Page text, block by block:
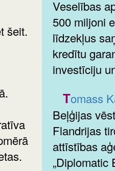
šeit.
Veselības
500 miljoni
līdzekļus
kredītu
investīciju
Tomass
Beļģijas
Flandrijas
attīstības
„Diplomatic